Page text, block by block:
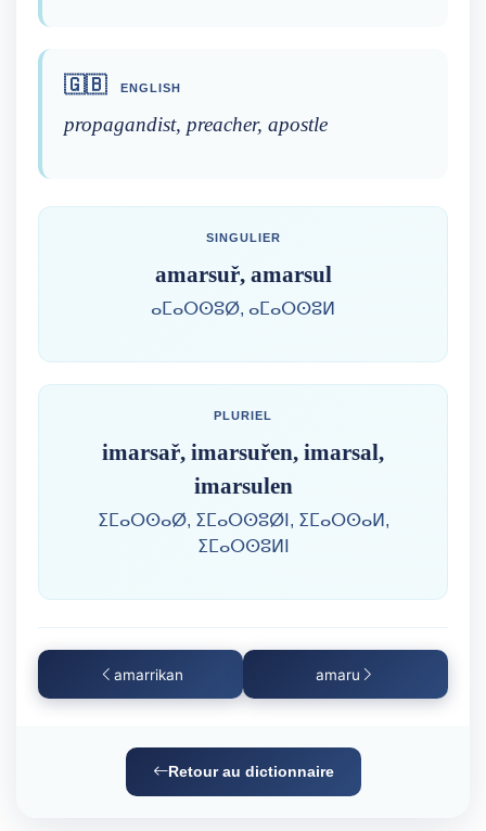
🇬🇧 ENGLISH
propagandist, preacher, apostle
SINGULIER
amarsuř, amarsul
ⴰⵎⴰⵔⵙⵓⵁ, ⴰⵎⴰⵔⵙⵓⵍ
PLURIEL
imarsař, imarsuřen, imarsal,
imarsulen
ⵉⵎⴰⵔⵙⴰⵁ, ⵉⵎⴰⵔⵙⵓⵁⵏ, ⵉⵎⴰⵔⵙⴰⵍ,
ⵉⵎⴰⵔⵙⵓⵍⵏ
amarrikan amaru
Retour au dictionnaire